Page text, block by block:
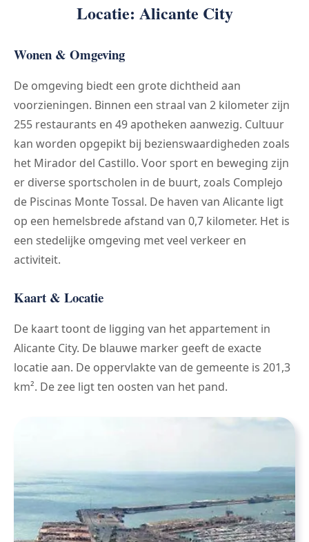
Locatie: Alicante City
Wonen & Omgeving
De omgeving biedt een grote dichtheid aan
voorzieningen. Binnen een straal van 2 kilometer zijn
255 restaurants en 49 apotheken aanwezig. Cultuur
kan worden opgepikt bij bezienswaardigheden zoals
het Mirador del Castillo. Voor sport en beweging zijn
er diverse sportscholen in de buurt, zoals Complejo
de Piscinas Monte Tossal. De haven van Alicante ligt
op een hemelsbrede afstand van 0,7 kilometer. Het is
een stedelijke omgeving met veel verkeer en
activiteit.
Kaart & Locatie
De kaart toont de ligging van het appartement in
Alicante City. De blauwe marker geeft de exacte
locatie aan. De oppervlakte van de gemeente is 201,3
km². De zee ligt ten oosten van het pand.